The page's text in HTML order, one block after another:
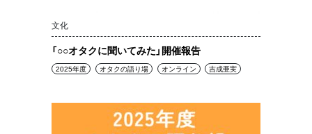
文化
「○○オタクに聞いてみた」開催報告
2025年度 オタクの語り場 オンライン 吉成亜実